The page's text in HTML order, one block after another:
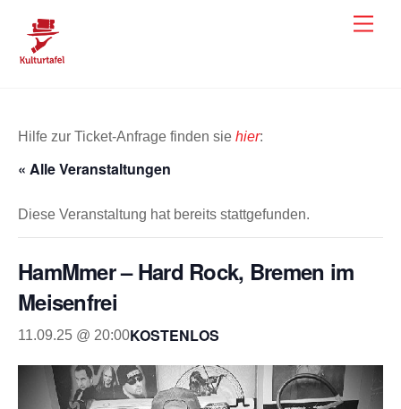
content
Hilfe zur Ticket-Anfrage finden sie hier:
« Alle Veranstaltungen
Diese Veranstaltung hat bereits stattgefunden.
HamMmer – Hard Rock, Bremen im
Meisenfrei
11.09.25 @ 20:00KOSTENLOS